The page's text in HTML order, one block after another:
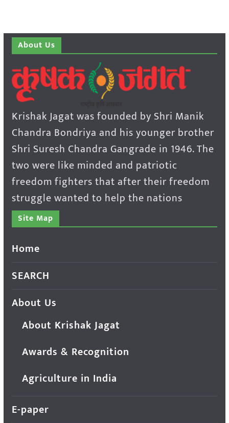
About Us
Krishak Jagat was founded by Shri Manik
Chandra Bondriya and his younger brother
Shri Suresh Chandra Gangrade in 1946. The
two were like minded and patriotic
freedom fighters that after their freedom
struggle wanted to help the nations
Site Map
Home
SEARCH
About Us
About Krishak Jagat
Awards & Recognition
Agriculture in India
E-paper